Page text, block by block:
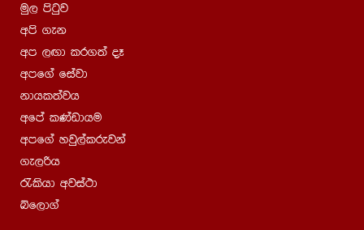
uq, msgqj
wms .ek
wm ,Õd lr.;a oE
wmf.a fiajd
kdhl;ajh
wfma lKavdhu
wmf.a yjq,alrejka
.e,ßh
/lshd wjia:d
íf,d.a